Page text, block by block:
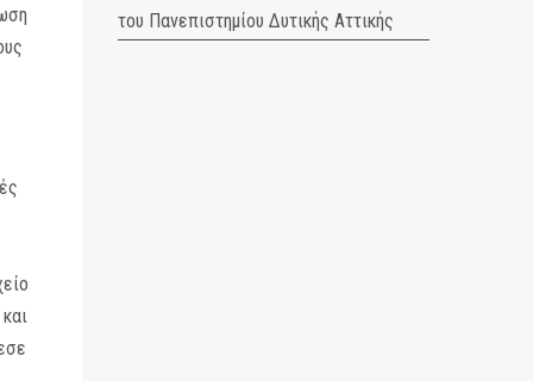
του Πανεπιστημίου Δυτικής Αττικής